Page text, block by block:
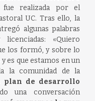
realizada por el
UC. Tras ello, la
algunas palabras
«Quiero
los formó, y sobre lo
es que estamos en un
la comunidad de la
plan de desarrollo
una conversación